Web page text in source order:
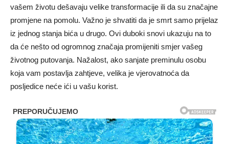
vašem životu dešavaju velike transformacije ili da su značajne
promjene na pomolu. Važno je shvatiti da je smrt samo prijelaz
iz jednog stanja bića u drugo. Ovi duboki snovi ukazuju na to
da će nešto od ogromnog značaja promijeniti smjer vašeg
životnog putovanja. Nažalost, ako sanjate preminulu osobu
koja vam postavlja zahtjeve, velika je vjerovatnoća da
posljedice neće ići u vašu korist.